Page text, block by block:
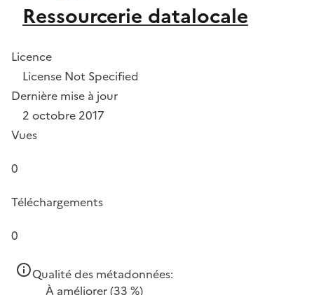
Ressourcerie datalocale
Licence
License Not Specified
Dernière mise à jour
2 octobre 2017
Vues
0
Téléchargements
0
Qualité des métadonnées:
À améliorer(33 %)